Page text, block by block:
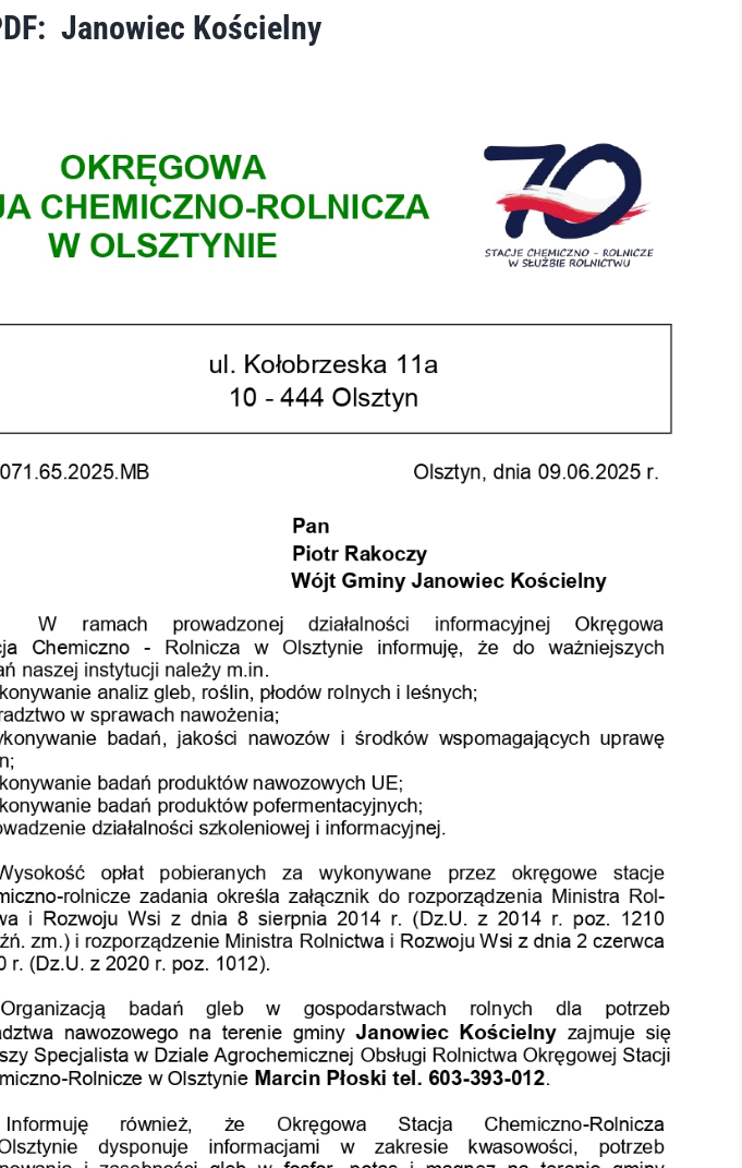
Janowiec Kościelny